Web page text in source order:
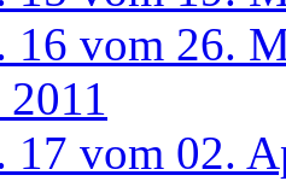
16 vom 26.
17 vom 02.